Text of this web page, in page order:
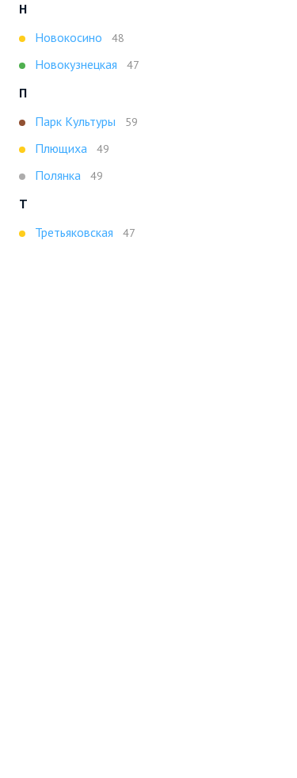
Н
Новокосино
48
Новокузнецкая 47
П
Парк Культуры
59
Плющиха 49
Полянка 49
Т
Третьяковская
47